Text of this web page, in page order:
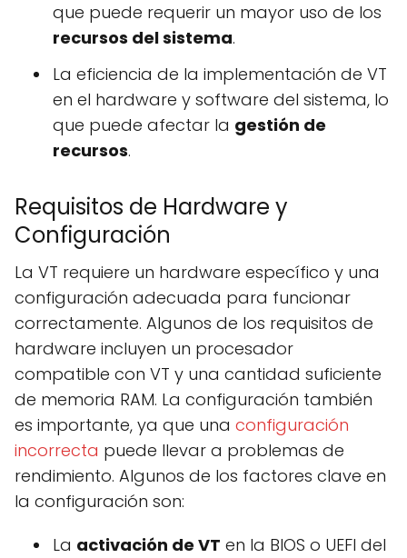
que puede requerir un mayor uso de los
recursos del sistema.
La eficiencia de la implementación de VT
en el hardware y software del sistema, lo
que puede afectar la gestión de
recursos.
Requisitos de Hardware y
Configuración
La VT requiere un hardware específico y una
configuración adecuada para funcionar
correctamente. Algunos de los requisitos de
hardware incluyen un procesador
compatible con VT y una cantidad suficiente
de memoria RAM. La configuración también
es importante, ya que una configuración
incorrecta puede llevar a problemas de
rendimiento. Algunos de los factores clave en
la configuración son:
La activación de VT en la BIOS o UEFI del